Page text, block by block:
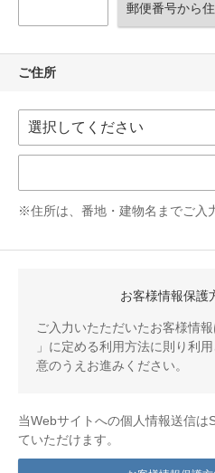
郵便番号から
ご住所
※住所は、番地・建物名までご入
お客様情報保護
ご入力いたただいたお客様情報
」に定める利用方法に則り利
意のうえお進みください。
当Webサイトへの個人情報送信は
ていただけます。